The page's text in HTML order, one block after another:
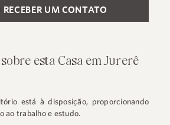
esta Casa em Jurerê
está à disposição, proporcionando
ao trabalho e estudo.